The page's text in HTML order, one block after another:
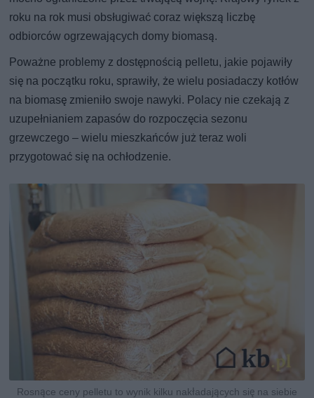
roku na rok musi obsługiwać coraz większą liczbę
odbiorców ogrzewających domy biomasą.
Poważne problemy z dostępnością pelletu, jakie pojawiły
się na początku roku, sprawiły, że wielu posiadaczy kotłów
na biomasę zmieniło swoje nawyki. Polacy nie czekają z
uzupełnianiem zapasów do rozpoczęcia sezonu
grzewczego – wielu mieszkańców już teraz woli
przygotować się na ochłodzenie.
Rosnące ceny pelletu to wynik kilku nakładających się na siebie